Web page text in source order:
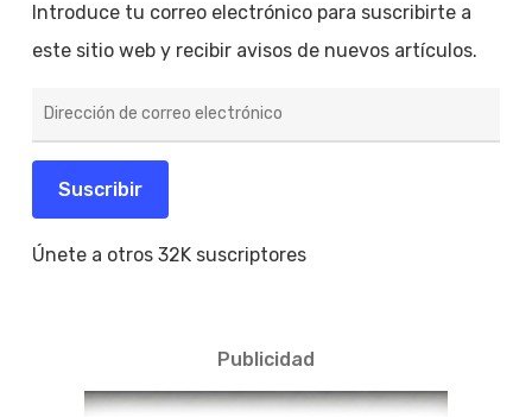
Introduce tu correo electrónico para suscribirte a
este sitio web y recibir avisos de nuevos artículos.
de
electrónico
Suscribir
Únete a otros 32K suscriptores
Publicidad